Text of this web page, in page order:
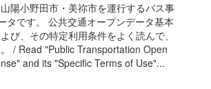
陽小野田市・美祢市を運行するバス事
タです。 公共交通オープンデータ基本
び、その特定利用条件をよく読んで、
/ Read "Public Transportation Open
and its "Specific Terms of Use"...